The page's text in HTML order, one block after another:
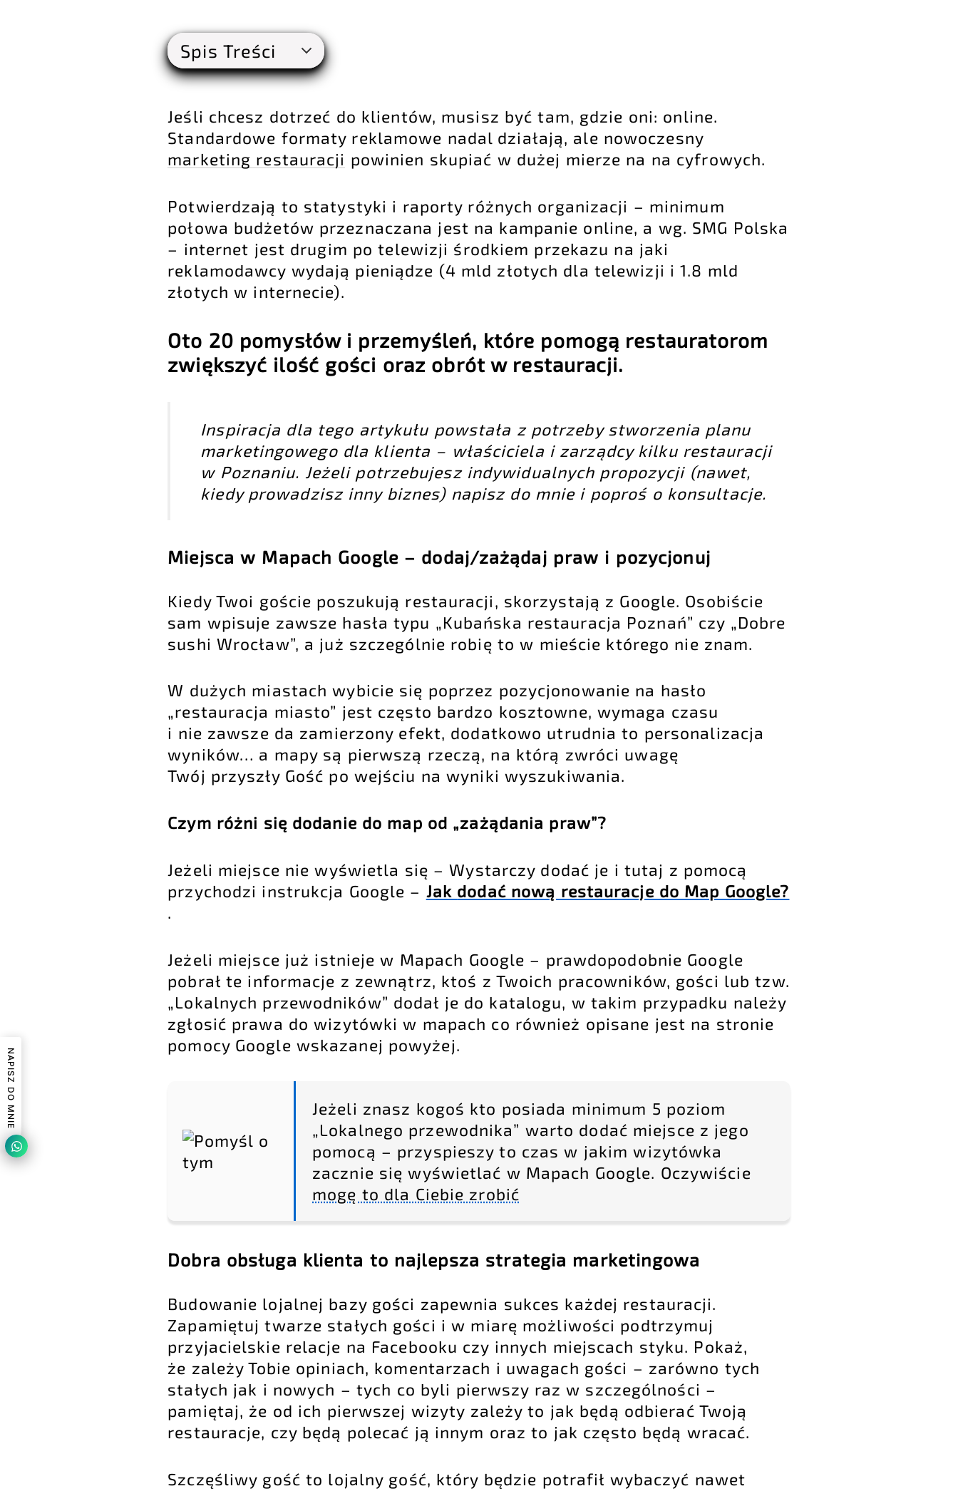
Spis Treści
Jeśli chcesz dotrzeć do klientów, musisz być tam, gdzie oni: online.
Standardowe formaty reklamowe nadal działają, ale nowoczesny
marketing restauracji powinien skupiać w dużej mierze na na cyfrowych.
Potwierdzają to statystyki i raporty różnych organizacji – minimum
połowa budżetów przeznaczana jest na kampanie online, a wg. SMG Polska
– internet jest drugim po telewizji środkiem przekazu na jaki
reklamodawcy wydają pieniądze (4 mld złotych dla telewizji i 1.8 mld
złotych w internecie).
Oto 20 pomysłów i przemyśleń, które pomogą restauratorom
zwiększyć ilość gości oraz obrót w restauracji.
Inspiracja dla tego artykułu powstała z potrzeby stworzenia planu
marketingowego dla klienta – właściciela i zarządcy kilku restauracji
w Poznaniu. Jeżeli potrzebujesz indywidualnych propozycji (nawet,
kiedy prowadzisz inny biznes) napisz do mnie i poproś o konsultacje.
Miejsca w Mapach Google – dodaj/zażądaj praw i pozycjonuj
Kiedy Twoi goście poszukują restauracji, skorzystają z Google. Osobiście
sam wpisuje zawsze hasła typu „Kubańska restauracja Poznań” czy „Dobre
sushi Wrocław”, a już szczególnie robię to w mieście którego nie znam.
W dużych miastach wybicie się poprzez pozycjonowanie na hasło
„restauracja miasto” jest często bardzo kosztowne, wymaga czasu
i nie zawsze da zamierzony efekt, dodatkowo utrudnia to personalizacja
wyników… a mapy są pierwszą rzeczą, na którą zwróci uwagę
Twój przyszły Gość po wejściu na wyniki wyszukiwania.
Czym różni się dodanie do map od „zażądania praw”?
Jeżeli miejsce nie wyświetla się – Wystarczy dodać je i tutaj z pomocą
przychodzi instrukcja Google – Jak dodać nową restauracje do Map Google?
.
Jeżeli miejsce już istnieje w Mapach Google – prawdopodobnie Google
pobrał te informacje z zewnątrz, ktoś z Twoich pracowników, gości lub tzw.
„Lokalnych przewodników” dodał je do katalogu, w takim przypadku należy
zgłosić prawa do wizytówki w mapach co również opisane jest na stronie
pomocy Google wskazanej powyżej.
Jeżeli znasz kogoś kto posiada minimum 5 poziom
„Lokalnego przewodnika” warto dodać miejsce z jego
pomocą – przyspieszy to czas w jakim wizytówka
zacznie się wyświetlać w Mapach Google. Oczywiście
mogę to dla Ciebie zrobić
Dobra obsługa klienta to najlepsza strategia marketingowa
Budowanie lojalnej bazy gości zapewnia sukces każdej restauracji.
Zapamiętuj twarze stałych gości i w miarę możliwości podtrzymuj
przyjacielskie relacje na Facebooku czy innych miejscach styku. Pokaż,
że zależy Tobie opiniach, komentarzach i uwagach gości – zarówno tych
stałych jak i nowych – tych co byli pierwszy raz w szczególności –
pamiętaj, że od ich pierwszej wizyty zależy to jak będą odbierać Twoją
restauracje, czy będą polecać ją innym oraz to jak często będą wracać.
Szczęśliwy gość to lojalny gość, który będzie potrafił wybaczyć nawet
NAPISZ DO MNIE